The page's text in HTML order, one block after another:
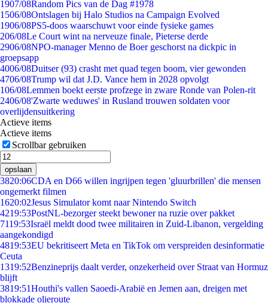
1907/08Random Pics van de Dag #1978
1506/08Ontslagen bij Halo Studios na Campaign Evolved
1906/08PS5-doos waarschuwt voor einde fysieke games
206/08Le Court wint na nerveuze finale, Pieterse derde
2906/08NPO-manager Menno de Boer geschorst na dickpic in
groepsapp
4006/08Duitser (93) crasht met quad tegen boom, vier gewonden
4706/08Trump wil dat J.D. Vance hem in 2028 opvolgt
106/08Lemmen boekt eerste profzege in zware Ronde van Polen-rit
2406/08'Zwarte weduwes' in Rusland trouwen soldaten voor
overlijdensuitkering
Actieve items
Actieve items
Scrollbar gebruiken
opslaan
3820:06CDA en D66 willen ingrijpen tegen 'gluurbrillen' die mensen
ongemerkt filmen
1620:02Jesus Simulator komt naar Nintendo Switch
4219:53PostNL-bezorger steekt bewoner na ruzie over pakket
7119:53Israël meldt dood twee militairen in Zuid-Libanon, vergelding
aangekondigd
4819:53EU bekritiseert Meta en TikTok om verspreiden desinformatie
Ceuta
1319:52Benzineprijs daalt verder, onzekerheid over Straat van Hormuz
blijft
3819:51Houthi's vallen Saoedi-Arabië en Jemen aan, dreigen met
blokkade olieroute